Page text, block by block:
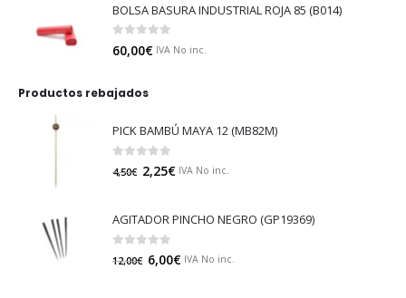
BOLSA BASURA INDUSTRIAL ROJA 85 (B014)
0 out of 5
60,00€ IVA No inc.
Productos rebajados
PICK BAMBÚ MAYA 12 (MB82M)
out of 5
4,50€ 2,25€ IVA No inc.
AGITADOR PINCHO NEGRO (GP19369)
out of 5
12,00€ 6,00€ IVA No inc.